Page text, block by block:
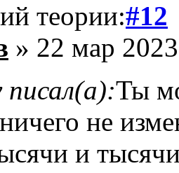
теории:#12
» 22 мар
Ты
не
и